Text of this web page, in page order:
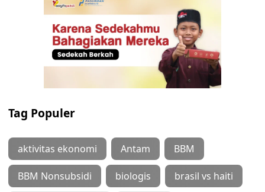
Tag Populer
aktivitas ekonomi Antam BBM
BBM Nonsubsidi biologis brasil vs haiti